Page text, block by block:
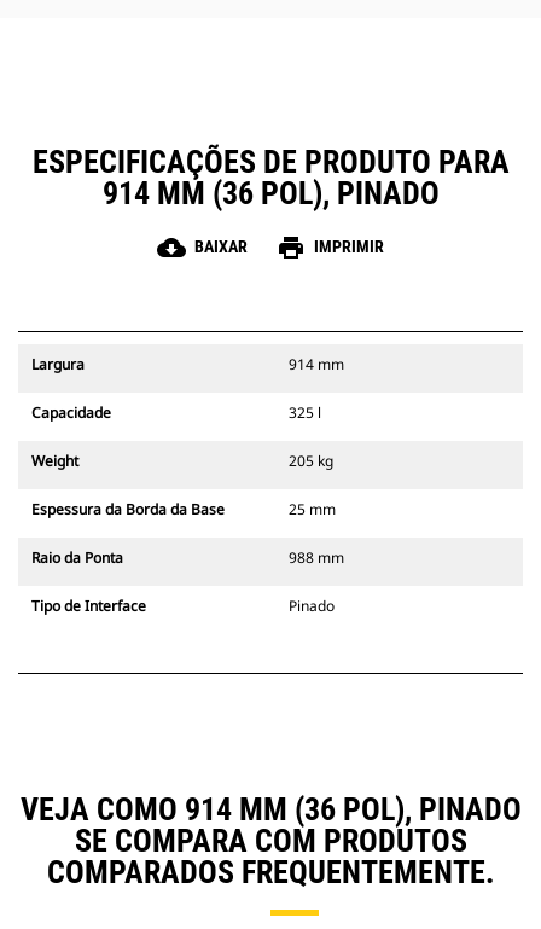
ESPECIFICAÇÕES DE PRODUTO PARA
914 MM (36 POL), PINADO
cloud_download BAIXAR print IMPRIMIR
Largura 914 mm
Capacidade 325 l
Weight 205 kg
Espessura da Borda da Base 25 mm
Raio da Ponta 988 mm
Tipo de Interface Pinado
VEJA COMO 914 MM (36 POL), PINADO
SE COMPARA COM PRODUTOS
COMPARADOS FREQUENTEMENTE.